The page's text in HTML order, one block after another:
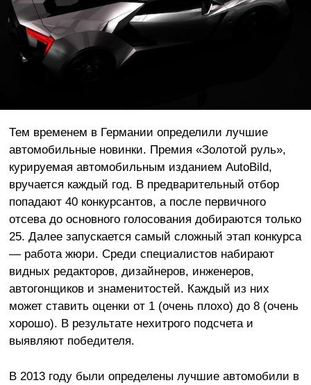
Тем временем в Германии определили лучшие
автомобильные новинки. Премия «Золотой руль»,
курируемая автомобильным изданием AutoBild,
вручается каждый год. В предварительный отбор
попадают 40 конкурсантов, а после первичного
отсева до основного голосования добираются только
25. Далее запускается самый сложный этап конкурса
— работа жюри. Среди специалистов набирают
видных редакторов, дизайнеров, инженеров,
автогонщиков и знаменитостей. Каждый из них
может ставить оценки от 1 (очень плохо) до 8 (очень
хорошо). В результате нехитрого подсчета и
выявляют победителя.
В 2013 году были определены лучшие автомобили в